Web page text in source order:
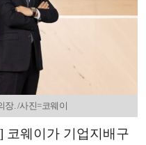
장. /사진=코웨이
코웨이가 기업지배구